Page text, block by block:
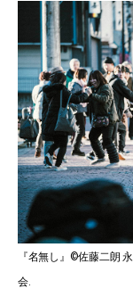
『名無し』©佐藤二朗
会.